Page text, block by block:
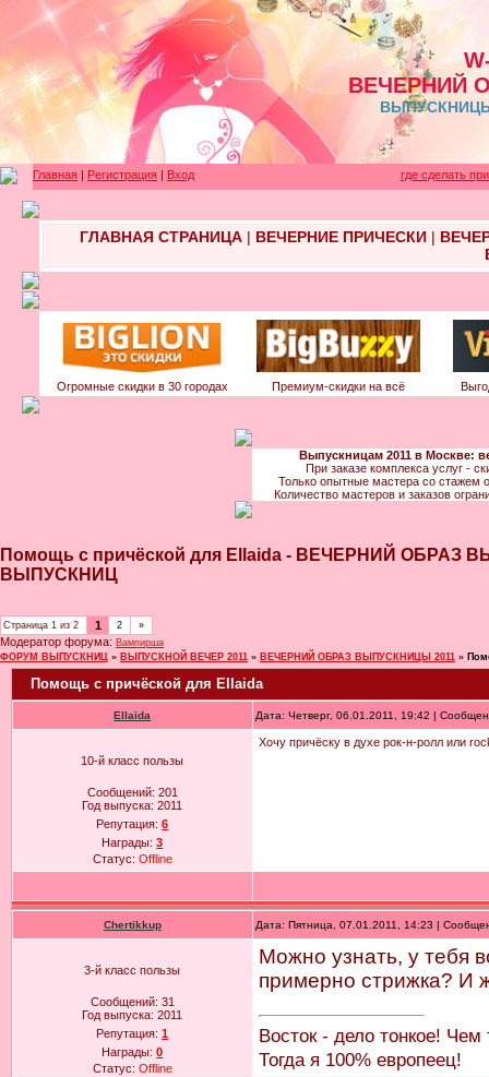
ВЕЧЕРНИЙ
Главная | Регистрация | Вход где сделать
ГЛАВНАЯ СТРАНИЦА| ВЕЧЕРНИЕ ПРИЧЕСКИ|
Огромные скидки в 30 городах Премиум-скидки на всё
Выпускницам 2011 в Москве:
При заказе комплекса услуг -
Только опытные мастера со стажем
Количество мастеров и заказов
Помощь с причёской для Ellaida - ВЕЧЕРНИЙ
ВЫПУСКНИЦ
Страница 1 из 2 1 2 »
Модератор форума: Вампирша
ФОРУМ ВЫПУСКНИЦ » ВЫПУСКНОЙ ВЕЧЕР 2011 » ВЕЧЕРНИЙ ОБРАЗ ВЫПУСКНИЦЫ 2011 »
Помощь с причёской для Ellaida
Ellaida Дата: Четверг, 06.01.2011, 19:42 |
10-й класс пользы
Сообщений: 201
Год выпуска:2011
Репутация:6
Награды:3
Статус: Offline
Хочу причёску в духе рок-н-ролл или
Chertikkup Дата: Пятница, 07.01.2011, 14:23 |
3-й класс пользы
Сообщений: 31
Год выпуска:2011
Репутация:1
Награды:0
Статус: Offline
Можно узнать, у тебя
примерно стрижка? И
Восток - дело тонкое!
Тогда я 100% европеец!